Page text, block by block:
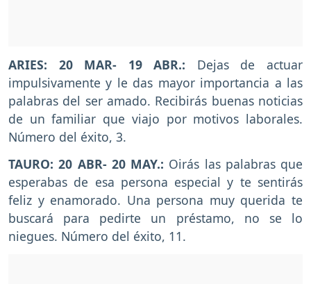
ARIES: 20 MAR- 19 ABR.: Dejas de actuar
impulsivamente y le das mayor importancia a las
palabras del ser amado. Recibirás buenas noticias
de un familiar que viajo por motivos laborales.
Número del éxito, 3.
TAURO: 20 ABR- 20 MAY.: Oirás las palabras que
esperabas de esa persona especial y te sentirás
feliz y enamorado. Una persona muy querida te
buscará para pedirte un préstamo, no se lo
niegues. Número del éxito, 11.